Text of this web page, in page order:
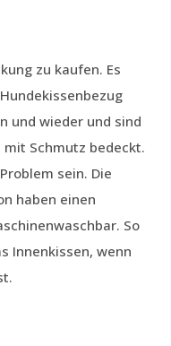
zu kaufen. Es
und wieder und sind
Schmutz bedeckt.
sein. Die
haben einen
So
Innenkissen, wenn